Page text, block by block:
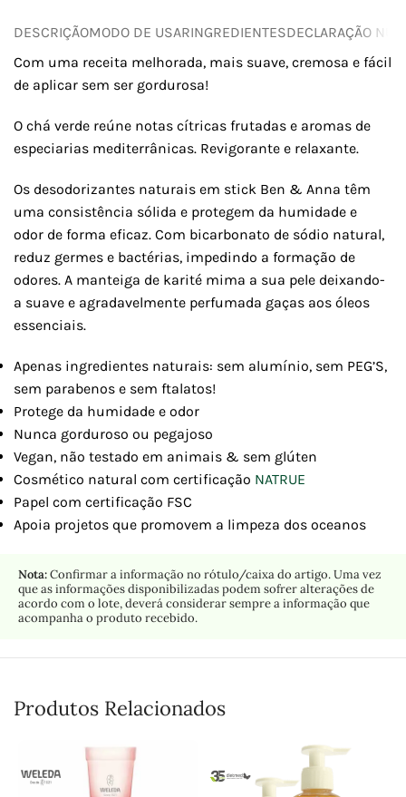
DESCRIÇÃOMODO DE USARINGREDIENTESDECLARAÇÃO
Com uma receita melhorada, mais suave, cremosa e fácil
de aplicar sem ser gordurosa!
O chá verde reúne notas cítricas frutadas e aromas de
especiarias mediterrânicas. Revigorante e relaxante.
Os desodorizantes naturais em stick Ben & Anna têm
uma consistência sólida e protegem da humidade e
odor de forma eficaz. Com bicarbonato de sódio natural,
reduz germes e bactérias, impedindo a formação de
odores. A manteiga de karité mima a sua pele deixando-
a suave e agradavelmente perfumada gaças aos óleos
essenciais.
Apenas ingredientes naturais: sem alumínio, sem PEG’S,
sem parabenos e sem ftalatos!
Protege da humidade e odor
Nunca gorduroso ou pegajoso
Vegan, não testado em animais & sem glúten
Cosmético natural com certificação NATRUE
Papel com certificação FSC
Apoia projetos que promovem a limpeza dos oceanos
Nota:Confirmar a informação no rótulo/caixa do artigo. Uma vez
que as informações disponibilizadas podem sofrer alterações de
acordo com o lote, deverá considerar sempre a informação que
acompanha o produto recebido.
Produtos Relacionados